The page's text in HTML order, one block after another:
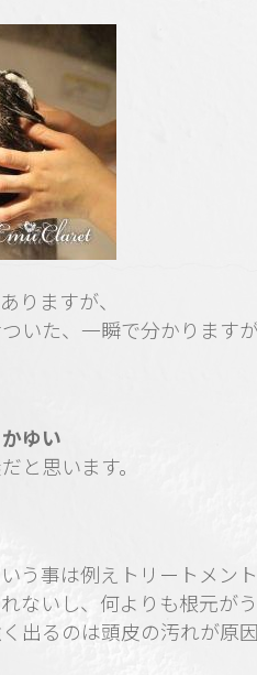
りますが、
いた、一瞬で分かります
ゆい
と思います。
う事は例えトリートメン
ないし、何よりも根元が
出るのは頭皮の汚れが原